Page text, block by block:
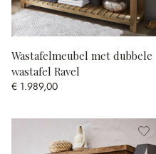
Wastafelmeubel met dubbele
wastafel Ravel
€ 1.989,00